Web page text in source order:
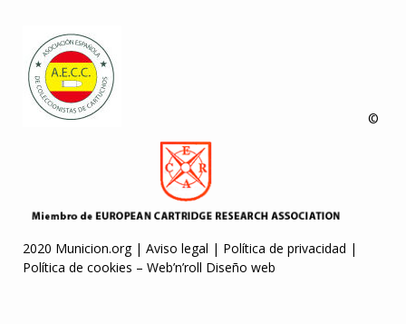
©
2020 Municion.org | Aviso legal | Política de privacidad |
Política de cookies – Web’n’roll Diseño web